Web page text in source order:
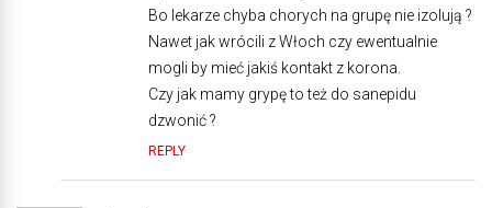
Bo lekarze chyba chorych na grupę nie izolują ?
Nawet jak wrócili z Włoch czy ewentualnie
mogli by mieć jakiś kontakt z korona.
Czy jak mamy grypę to też do sanepidu
dzwonić ?
REPLY